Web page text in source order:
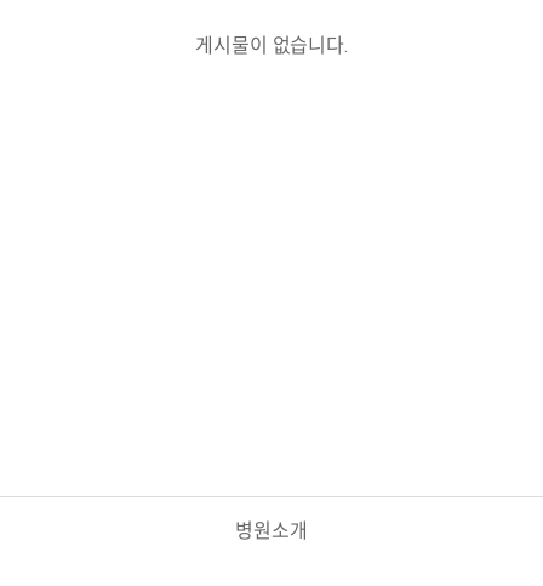
게시물이 없습니다.
병원소개